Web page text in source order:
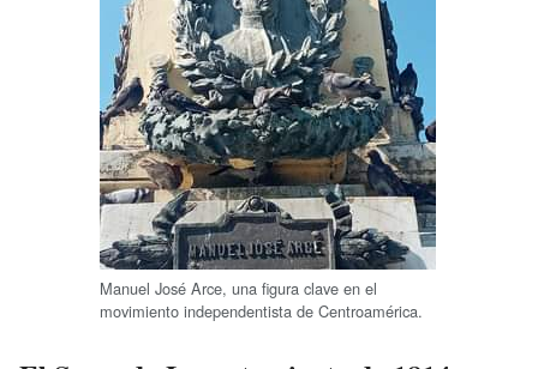
Manuel José Arce, una figura clave en el
movimiento independentista de Centroamérica.